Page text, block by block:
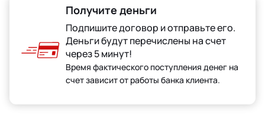
Получите деньги
Подпишите договор и отправьте его.
Деньги будут перечислены на счет
через 5 минут!
Время фактического поступления денег на
счет зависит от работы банка клиента.